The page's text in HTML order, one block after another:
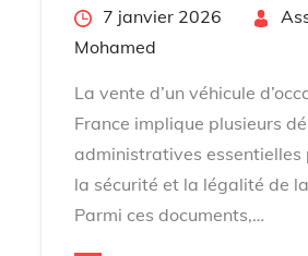
Posted
on
7 janvier 2026
Mohamed
La vente d’un véhicule
France implique plusieurs
administratives
la sécurité et la légalité de
Parmi ces documents,…